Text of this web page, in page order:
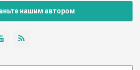
нашим автором